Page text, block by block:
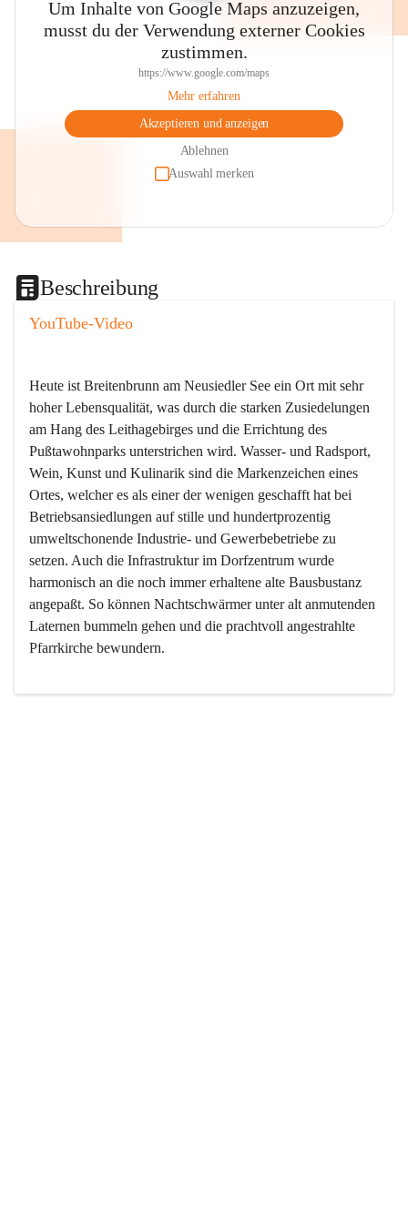
Um Inhalte von Google Maps anzuzeigen,
musst du der Verwendung externer Cookies
zustimmen.
https://www.google.com/maps
Mehr erfahren
Akzeptieren und anzeigen
Ablehnen
Auswahl merken
Beschreibung
YouTube-Video
Heute ist Breitenbrunn am Neusiedler See ein Ort mit sehr
hoher Lebensqualität, was durch die starken Zusiedelungen
am Hang des Leithagebirges und die Errichtung des
Pußtawohnparks unterstrichen wird. Wasser- und Radsport,
Wein, Kunst und Kulinarik sind die Markenzeichen eines
Ortes, welcher es als einer der wenigen geschafft hat bei
Betriebsansiedlungen auf stille und hundertprozentig
umweltschonende Industrie- und Gewerbebetriebe zu
setzen. Auch die Infrastruktur im Dorfzentrum wurde
harmonisch an die noch immer erhaltene alte Bausbustanz
angepaßt. So können Nachtschwärmer unter alt anmutenden
Laternen bummeln gehen und die prachtvoll angestrahlte
Pfarrkirche bewundern.
Der Weinbau dominert heute nicht mehr, ist aber integrativer